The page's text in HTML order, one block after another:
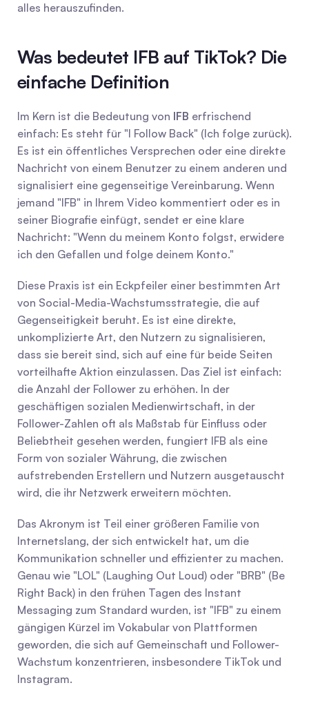
alles herauszufinden.
Was bedeutet IFB auf TikTok? Die
einfache Definition
Im Kern ist die Bedeutung von IFB erfrischend
einfach: Es steht für "I Follow Back" (Ich folge zurück).
Es ist ein öffentliches Versprechen oder eine direkte
Nachricht von einem Benutzer zu einem anderen und
signalisiert eine gegenseitige Vereinbarung. Wenn
jemand "IFB" in Ihrem Video kommentiert oder es in
seiner Biografie einfügt, sendet er eine klare
Nachricht: "Wenn du meinem Konto folgst, erwidere
ich den Gefallen und folge deinem Konto."
Diese Praxis ist ein Eckpfeiler einer bestimmten Art
von Social-Media-Wachstumsstrategie, die auf
Gegenseitigkeit beruht. Es ist eine direkte,
unkomplizierte Art, den Nutzern zu signalisieren,
dass sie bereit sind, sich auf eine für beide Seiten
vorteilhafte Aktion einzulassen. Das Ziel ist einfach:
die Anzahl der Follower zu erhöhen. In der
geschäftigen sozialen Medienwirtschaft, in der
Follower-Zahlen oft als Maßstab für Einfluss oder
Beliebtheit gesehen werden, fungiert IFB als eine
Form von sozialer Währung, die zwischen
aufstrebenden Erstellern und Nutzern ausgetauscht
wird, die ihr Netzwerk erweitern möchten.
Das Akronym ist Teil einer größeren Familie von
Internetslang, der sich entwickelt hat, um die
Kommunikation schneller und effizienter zu machen.
Genau wie "LOL" (Laughing Out Loud) oder "BRB" (Be
Right Back) in den frühen Tagen des Instant
Messaging zum Standard wurden, ist "IFB" zu einem
gängigen Kürzel im Vokabular von Plattformen
geworden, die sich auf Gemeinschaft und Follower-
Wachstum konzentrieren, insbesondere TikTok und
Instagram.